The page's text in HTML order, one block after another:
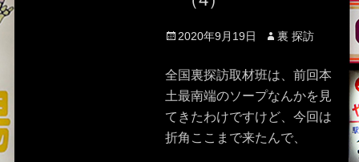
Posted
2020年9月19日 Author
裏 探訪
全国裏探訪取材班は、前回本
土最南端のソープなんかを見
てきたわけですけど、今回は
折角ここまで来たんで、